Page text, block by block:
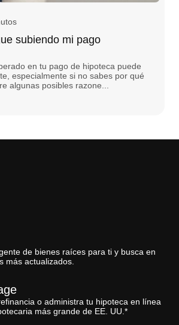
subiendo mi pago
en tu pago de hipoteca puede
especialmente si no sabes por qué
algunas posibles razone...
de bienes raíces para ti y busca en
más actualizados.
o administra tu hipoteca en línea
más grande de EE. UU.*